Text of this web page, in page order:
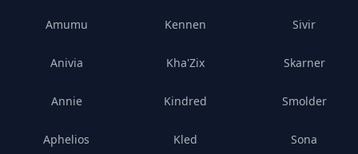
Amumu
Anivia
Annie
Aphelios
Kennen
Kha'Zix
Kindred
Kled
Sivir
Skarner
Smolder
Sona